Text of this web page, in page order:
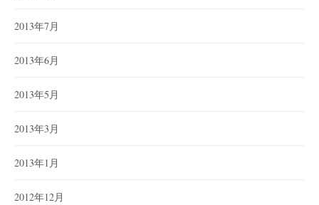
2013年7月
2013年6月
2013年5月
2013年3月
2013年1月
2012年12月